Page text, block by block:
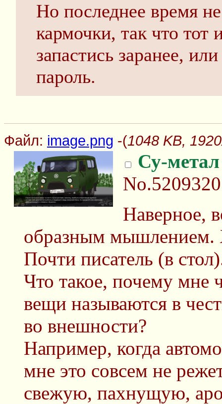
Но последнее время
кармочки, так что
запастись заранее,
пароль.
Файл: image.png -(1048 KB,
Су-метал
No.5209320
Наверное,
образным мышлением.
Почти писатель (в
Что такое, почему мне
вещи называются в
во внешности?
Например, когда
мне это совсем не
свежую, пахнущую,